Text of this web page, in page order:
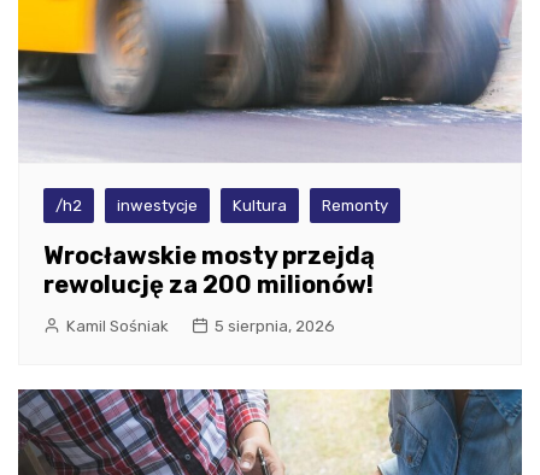
/h2 inwestycje Kultura Remonty
Wrocławskie mosty przejdą
rewolucję za 200 milionów!
Kamil Sośniak 5 sierpnia, 2026